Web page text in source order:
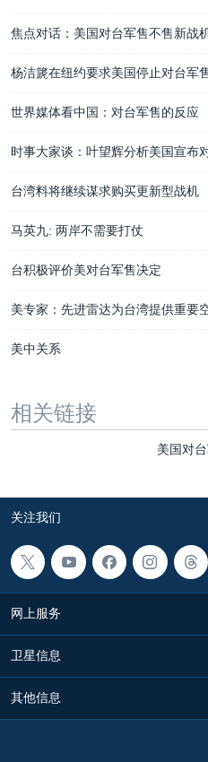
焦点对话：美国对台军售不售新战
杨洁篪在纽约要求美国停止对台军
世界媒体看中国：对台军售的反应
时事大家谈：叶望辉分析美国宣布
台湾料将继续谋求购买更新型战机
马英九: 两岸不需要打仗
台积极评价美对台军售决定
美专家：先进雷达为台湾提供重要
美中关系
相关链接
美国对
关注我们
网上服务
卫星信息
其他信息